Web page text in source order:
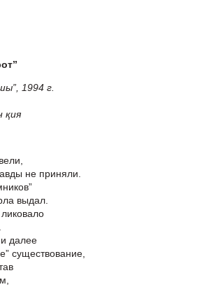
1994 г.
қия
не приняли.
выдал.
и далее
существование,